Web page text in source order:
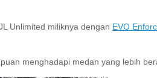
Unlimited miliknya dengan EVO
menghadapi medan yang lebih